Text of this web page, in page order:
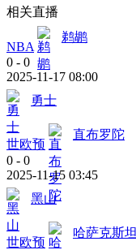
相关直播
NBA
鹈鹕
0 - 0
2025-11-17 08:00
勇士
世欧预
直布罗陀
0 - 0
2025-11-15 03:45
黑山
世欧预
哈萨克斯坦